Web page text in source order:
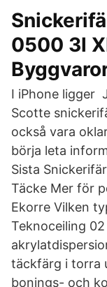
0500 3l
I iPhone ligger
Scotte
också vara
börja leta
Sista
Täcke Mer för
Ekorre Vilken
Teknoceiling
täckfärg i torra
bonings- och